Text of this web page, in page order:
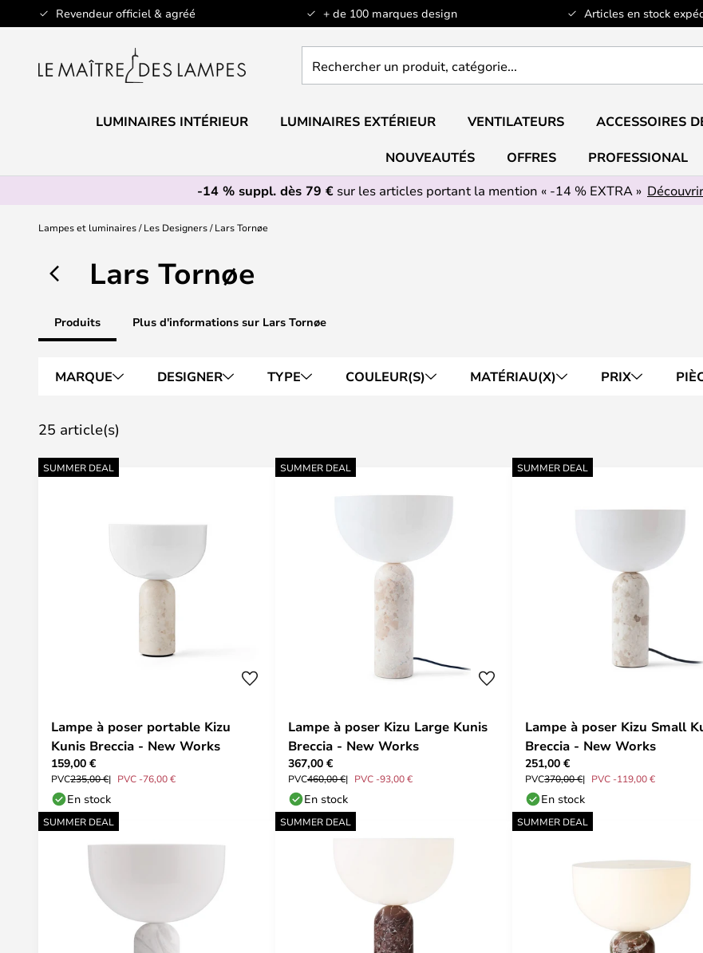
Revendeur officiel & agréé + de 100 marques design Articles en stock
Allez
au
un
catégorie...
LUMINAIRES INTÉRIEUR LUMINAIRES EXTÉRIEUR VENTILATEURS ACCESSOIRES
NOUVEAUTÉS OFFRES
PROFESSIONAL
-14 % suppl. dès 79 € sur les articles portant la mention « -14 % EXTRA » Découvrir
Lampes et luminaires Les Designers Lars Tornøe
Lars Tornøe
Produits Plus d'informations sur Lars Tornøe
MARQUE DESIGNER TYPE COULEUR(S) MATÉRIAU(X) PRIX
25 article(s)
SUMMER DEAL
Lampe à poser portable Kizu
Kunis Breccia - New Works
159,00 €
PVC235,00 € PVC -76,00 €
En stock
SUMMER DEAL
Lampe à poser Kizu Large Kunis
Breccia - New Works
367,00 €
PVC460,00 € PVC -93,00 €
En stock
SUMMER DEAL
Lampe à poser Kizu Small
Breccia - New Works
251,00 €
PVC370,00 € PVC -119,00 €
En stock
SUMMER DEAL SUMMER DEAL SUMMER DEAL